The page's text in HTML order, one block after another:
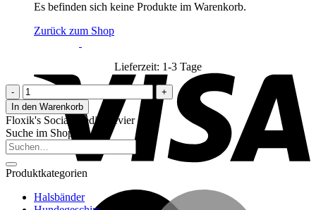
Es befinden sich keine Produkte im Warenkorb.
Zurück zum Shop
Lieferzeit: 1-3 Tage
Floxik
Tauleine
türkis
Menge
In den Warenkorb
Floxik's Social Media Revier
Suche im Shop
Suchen
nach:
Produktkategorien
Halsbänder